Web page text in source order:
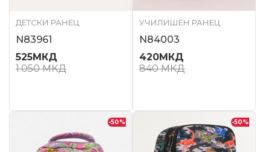
ДЕТСКИ РАНЕЦ
N83961
525МКД
1.050МКД
УЧИЛИШЕН РАНЕЦ
N84003
420МКД
840МКД
-50% -50%